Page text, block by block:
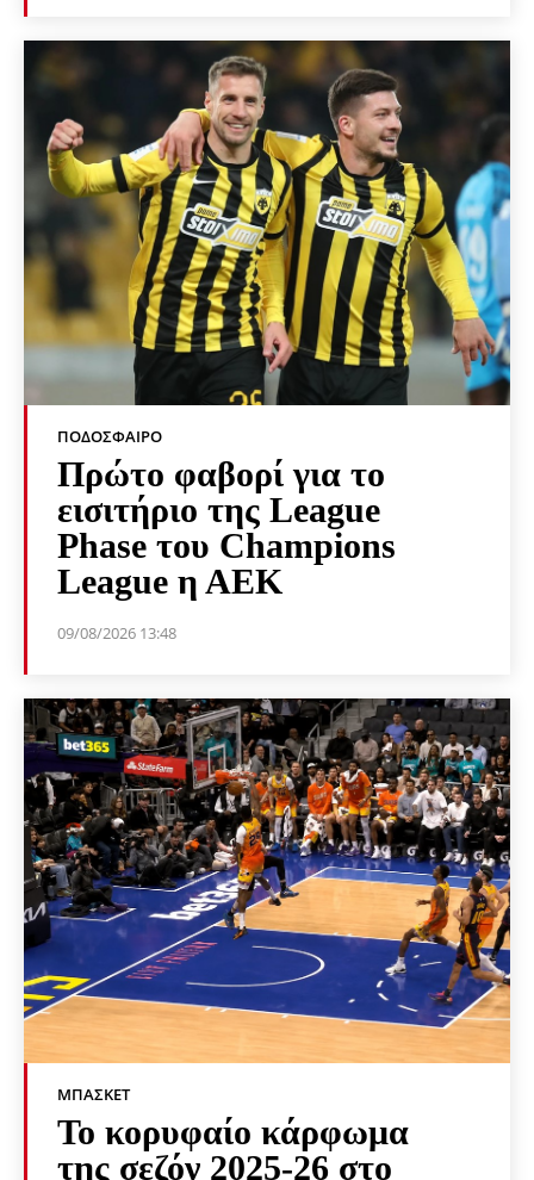
ΠΟΔΌΣΦΑΙΡΟ
Πρώτο φαβορί για το
εισιτήριο της League
Phase του Champions
League η ΑΕΚ
09/08/2026 13:48
ΜΠΆΣΚΕΤ
Το κορυφαίο κάρφωμα
της σεζόν 2025-26 στο